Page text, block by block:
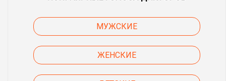
МУЖСКИЕ
ЖЕНСКИЕ